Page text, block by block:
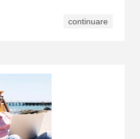
continuare